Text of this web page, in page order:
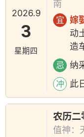
2026.9
3
星期四
南
宜 嫁
动
造
忌 纳
冲 此
农历二
值神：